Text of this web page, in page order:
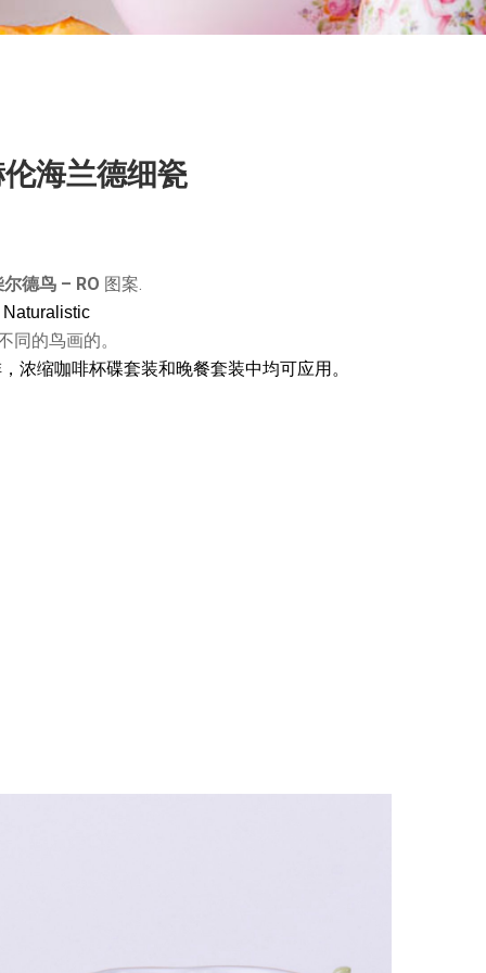
海兰德细瓷
德鸟 – RO 图案.
Naturalistic
同的鸟画的。
浓缩咖啡杯碟套装和晚餐套装中均可应用。